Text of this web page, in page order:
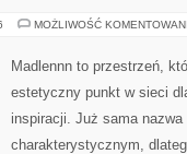
MOŻLIWOŚĆ
Madlennn to przestrzeń,
estetyczny punkt w sieci
inspiracji. Już sama
charakterystycznym,